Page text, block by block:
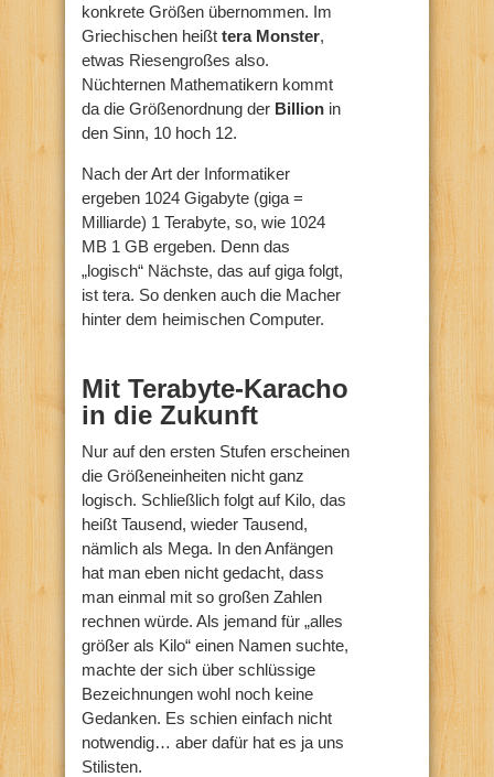
konkrete Größen übernommen. Im
Griechischen heißt tera Monster,
etwas Riesengroßes also.
Nüchternen Mathematikern kommt
da die Größenordnung der Billion in
den Sinn, 10 hoch 12.
Nach der Art der Informatiker
ergeben 1024 Gigabyte (giga =
Milliarde) 1 Terabyte, so, wie 1024
MB 1 GB ergeben. Denn das
„logisch“ Nächste, das auf giga folgt,
ist tera. So denken auch die Macher
hinter dem heimischen Computer.
Mit Terabyte-Karacho
in die Zukunft
Nur auf den ersten Stufen erscheinen
die Größeneinheiten nicht ganz
logisch. Schließlich folgt auf Kilo, das
heißt Tausend, wieder Tausend,
nämlich als Mega. In den Anfängen
hat man eben nicht gedacht, dass
man einmal mit so großen Zahlen
rechnen würde. Als jemand für „alles
größer als Kilo“ einen Namen suchte,
machte der sich über schlüssige
Bezeichnungen wohl noch keine
Gedanken. Es schien einfach nicht
notwendig… aber dafür hat es ja uns
Stilisten.